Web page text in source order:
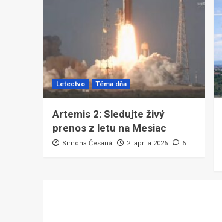
Letectvo Téma dňa
Artemis 2: Sledujte živý
prenos z letu na Mesiac
Simona Česaná 2. apríla 2026 6